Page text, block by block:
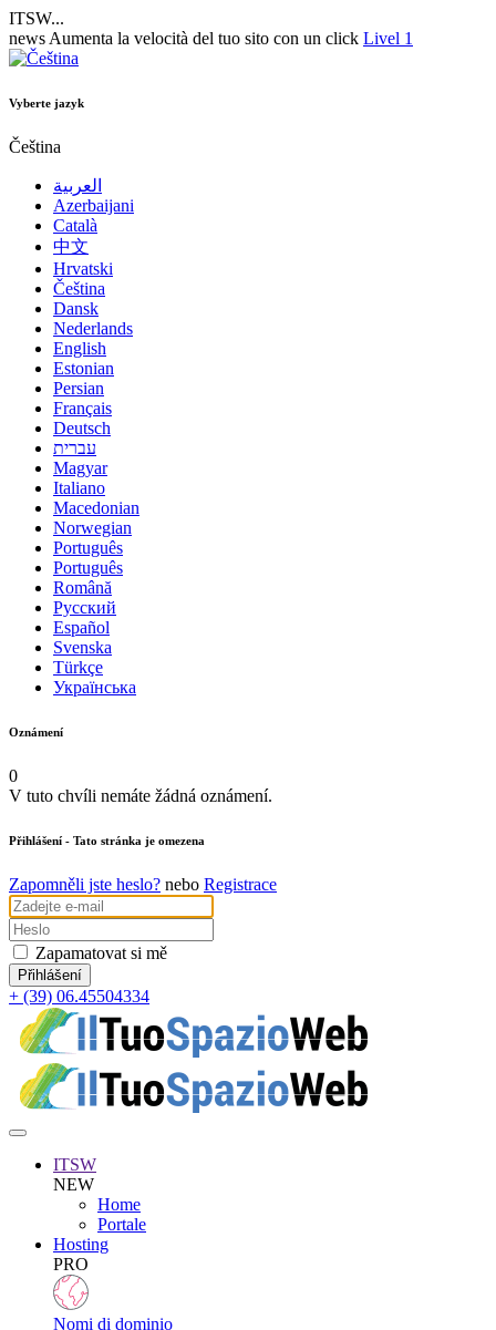
ITSW...
news Aumenta la velocità del tuo sito con un click Livel 1
Vyberte jazyk
Čeština
العربية
Azerbaijani
Català
中文
Hrvatski
Čeština
Dansk
Nederlands
English
Estonian
Persian
Français
Deutsch
עברית
Magyar
Italiano
Macedonian
Norwegian
Português
Português
Română
Русский
Español
Svenska
Türkçe
Українська
Oznámení
0
V tuto chvíli nemáte žádná oznámení.
Přihlášení - Tato stránka je omezena
Zapomněli jste heslo? nebo Registrace
Zapamatovat si mě
+ (39) 06.45504334
ITSW
NEW
Home
Portale
Hosting
PRO
Nomi di dominio